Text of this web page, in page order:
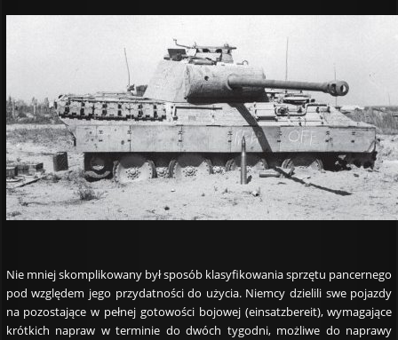
Nie mniej skomplikowany był sposób klasyfikowania sprzętu pancernego
pod względem jego przydatności do użycia. Niemcy dzielili swe pojazdy
na pozostające w pełnej gotowości bojowej (einsatzbereit), wymagające
krótkich napraw w terminie do dwóch tygodni, możliwe do naprawy